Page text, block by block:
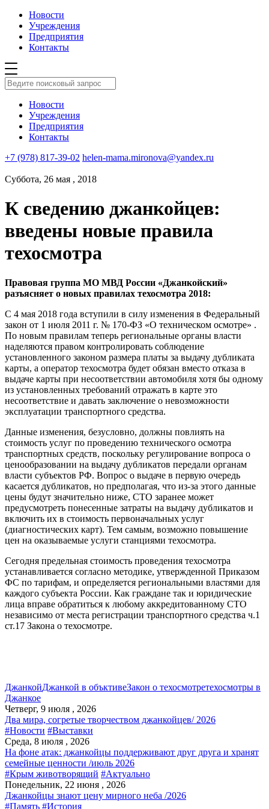
Новости
Учреждения
Предприятия
Контакты
Новости
Учреждения
Предприятия
Контакты
+7 (978) 817-39-02 helen-mama.mironova@yandex.ru
Суббота, 26 мая , 2018
К сведению джанкойцев:
введены новые правила
техосмотра
Правовая группа МО МВД России «Джанкойский»
разъясняет о новых правилах техосмотра 2018:
С 4 мая 2018 года вступили в силу изменения в Федеральный
закон от 1 июля 2011 г. № 170-ФЗ «О техническом осмотре» .
По новым правилам теперь региональные органы власти
наделяются правом контролировать соблюдение
установленного законом размера платы за выдачу дубликата
карты, а оператор техосмотра будет обязан вместо отказа в
выдаче карты при несоответствии автомобиля хотя бы одному
из установленных требований отражать в карте это
несоответствие и давать заключение о невозможности
эксплуатации транспортного средства.
Данные изменения, безусловно, должны повлиять на
стоимость услуг по проведению технического осмотра
транспортных средств, поскольку регулирование вопроса о
ценообразовании на выдачу дубликатов передали органам
власти субъектов РФ. Вопрос о выдаче в первую очередь
касается дубликатов, но предполагая, что из-за этого данные
цены будут значительно ниже, СТО заранее может
предусмотреть понесенные затраты на выдачу дубликатов и
включить их в стоимость первоначальных услуг
(диагностических карт). Тем самым, возможно повышение
цен на оказываемые услуги станциями техосмотра.
Сегодня предельная стоимость проведения техосмотра
устанавливается согласно методике, утвержденной Приказом
ФС по тарифам, и определяется региональными властями для
каждого субъекта России. Как граждане так и юридические
лица вправе обратиться к любому аккредитованному СТО
независимо от места регистрации транспортного средства ч.1
ст.17 Закона о техосмотре.
ДжанкойДжанкой в объктивеЗакон о техосмотретехосмотры в
Джанкое
Четверг, 9 июля , 2026
Два мира, согретые творчеством джанкойцев/ 2026
#Новости #Выставки
Среда, 8 июля , 2026
На фоне атак: джанкойцы поддерживают друг друга и хранят
семейные ценности /июль 2026
#Крым животворящий #Актуально
Понедельник, 22 июня , 2026
Джанкойцы знают цену мирного неба /2026
#Память #История